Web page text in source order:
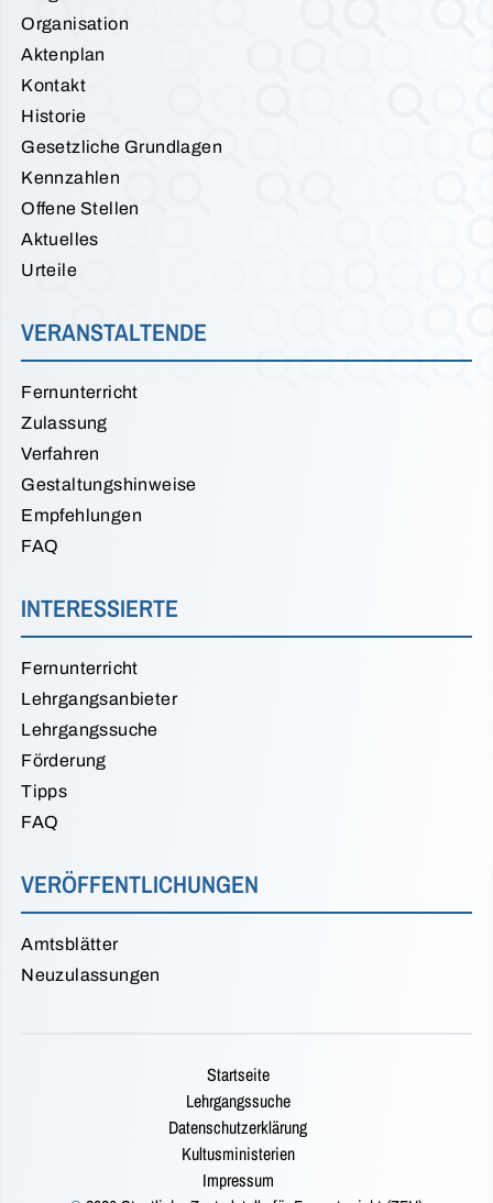
Organisation
Aktenplan
Kontakt
Historie
Gesetzliche Grundlagen
Kennzahlen
Offene Stellen
Aktuelles
Urteile
VERANSTALTENDE
Fernunterricht
Zulassung
Verfahren
Gestaltungshinweise
Empfehlungen
FAQ
INTERESSIERTE
Fernunterricht
Lehrgangsanbieter
Lehrgangssuche
Förderung
Tipps
FAQ
VERÖFFENTLICHUNGEN
Amtsblätter
Neuzulassungen
Startseite
Lehrgangssuche
Datenschutzerklärung
Kultusministerien
Impressum